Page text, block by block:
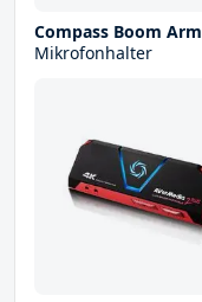
Compass Boom Arm
Mikrofonhalter